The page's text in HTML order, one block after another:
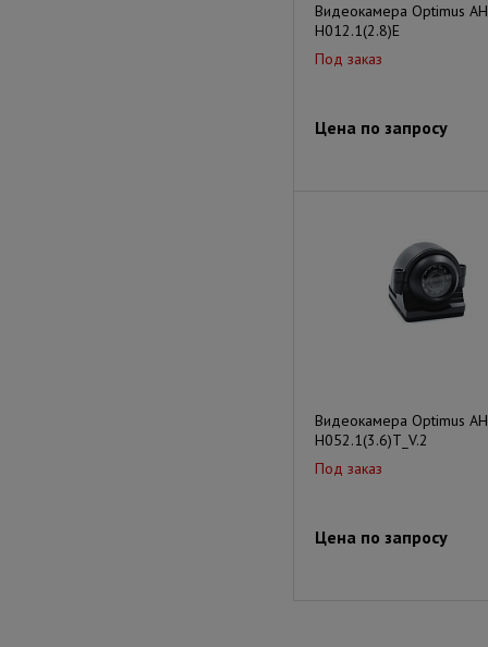
Видеокамера Optimus
H012.1(2.8)E
Под заказ
Цена по запросу
Видеокамера Optimus
H052.1(3.6)T_V.2
Под заказ
Цена по запросу